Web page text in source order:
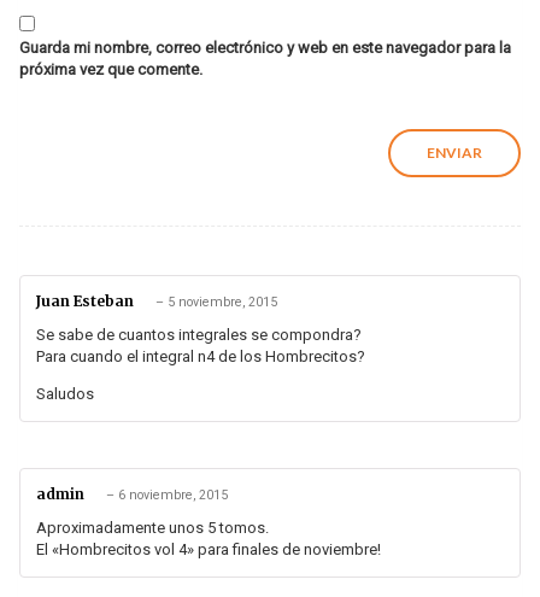
Guarda mi nombre, correo electrónico y web en este navegador para la
próxima vez que comente.
Juan Esteban – 5 noviembre, 2015
Se sabe de cuantos integrales se compondra?
Para cuando el integral n4 de los Hombrecitos?
Saludos
admin – 6 noviembre, 2015
Aproximadamente unos 5 tomos.
El «Hombrecitos vol 4» para finales de noviembre!